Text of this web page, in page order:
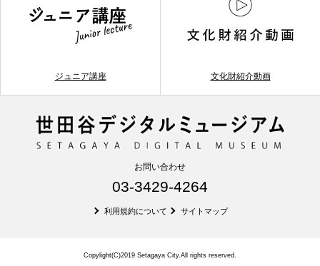
ジュニア講座 文化財紹介動画
お問い合わせ
03-3429-4264
利用規約について サイトマップ
Copylight(C)2019 Setagaya City.All rights reserved.